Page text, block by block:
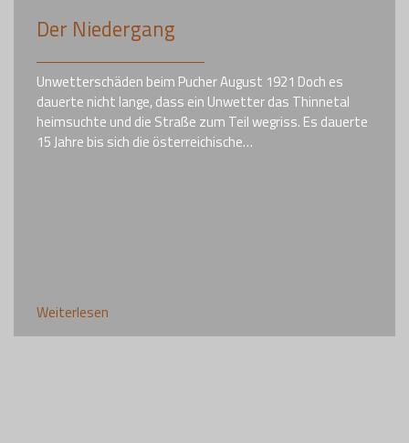
Der Niedergang
Unwetterschäden beim Pucher August 1921 Doch es
dauerte nicht lange, dass ein Unwetter das Thinnetal
heimsuchte und die Straße zum Teil wegriss. Es dauerte
15 Jahre bis sich die österreichische…
Weiterlesen